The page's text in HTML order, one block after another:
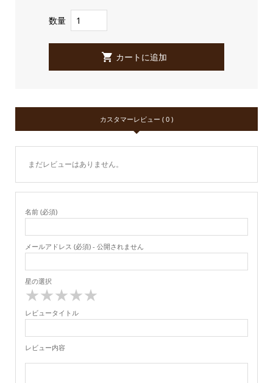
数量
カスタマーレビュー ( 0 )
まだレビューはありません。
名前 (必須)
メールアドレス (必須) - 公開されません
星の選択
★
★
★
★
★
レビュータイトル
レビュー内容